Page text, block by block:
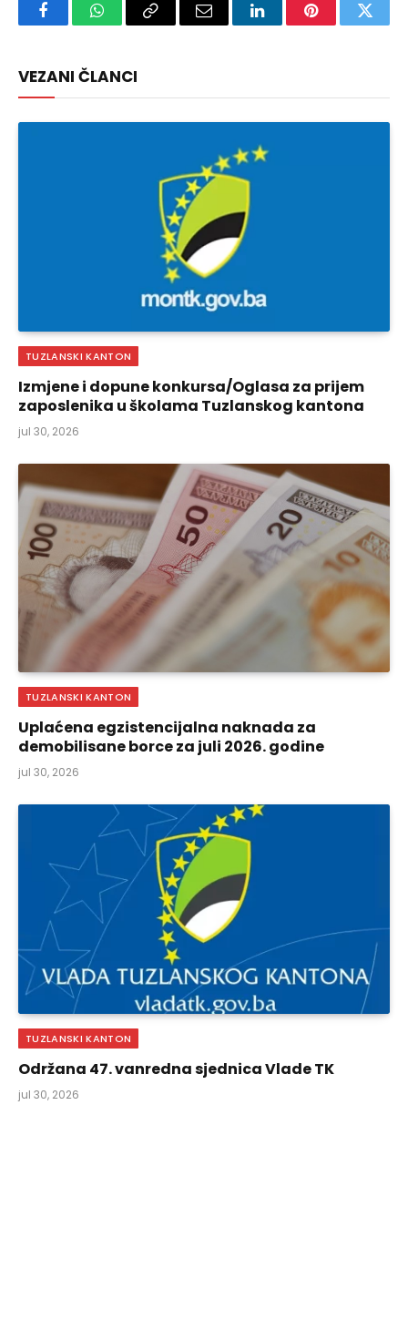
FacebookWhatsAppCopy
Email LinkedInPinterest
VEZANI ČLANCI
TUZLANSKI KANTON
Izmjene i dopune konkursa/Oglasa za prijem
zaposlenika u školama Tuzlanskog kantona
jul 30, 2026
TUZLANSKI KANTON
Uplaćena egzistencijalna naknada za
demobilisane borce za juli 2026. godine
jul 30, 2026
TUZLANSKI KANTON
Održana 47. vanredna sjednica Vlade TK
jul 30, 2026